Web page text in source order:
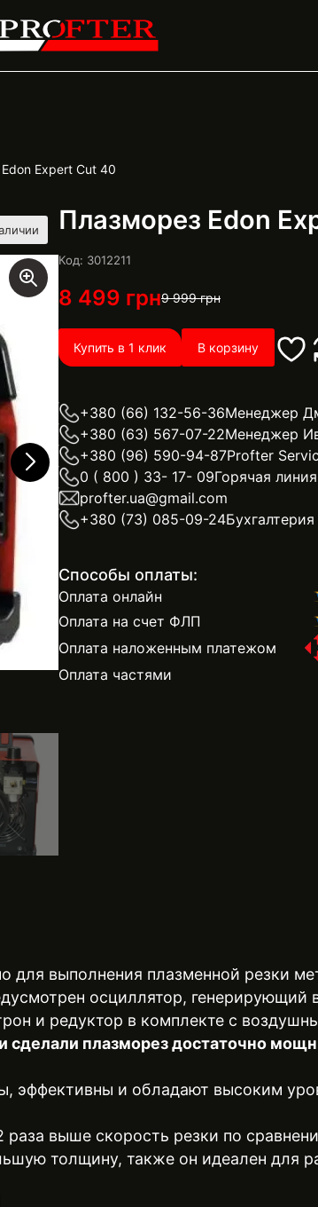
Expert Cut 40
Плазморез Edon
Код: 3012211
8 499 грн9 999грн
Купить в 1 клик В корзину
+380 (66) 132-56-36Менеджер
+380 (63) 567-07-22Менеджер
+380 (96) 590-94-87Profter
0 ( 800 ) 33- 17- 09Горячая линия
profter.ua@gmail.com
+380 (73) 085-09-24Бухгалтерия
Способы оплаты:
Оплата онлайн
Оплата на счет ФЛП
Оплата наложенным платежом
Оплата частями
для выполнения плазменной резки
осциллятор, генерирующий
и редуктор в комплекте с
сделали плазморез достаточно
эффективны и обладают высоким
раза выше скорость резки по
толщину, также он идеален для